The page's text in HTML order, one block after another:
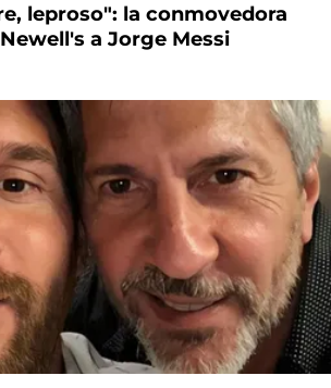
leproso": la conmovedora
a Jorge Messi